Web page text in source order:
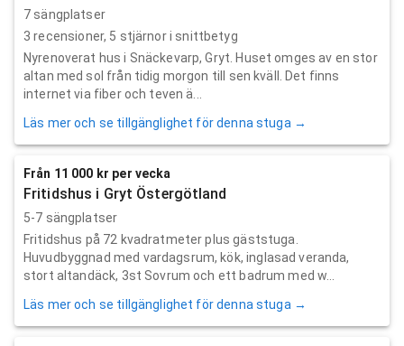
7 sängplatser
3 recensioner, 5 stjärnor i snittbetyg
Nyrenoverat hus i Snäckevarp, Gryt. Huset omges av en stor
altan med sol från tidig morgon till sen kväll. Det finns
internet via fiber och teven ä...
Läs mer och se tillgänglighet för denna stuga →
Från 11 000 kr per vecka
Fritidshus i Gryt Östergötland
5-7 sängplatser
Fritidshus på 72 kvadratmeter plus gäststuga.
Huvudbyggnad med vardagsrum, kök, inglasad veranda,
stort altandäck, 3st Sovrum och ett badrum med w...
Läs mer och se tillgänglighet för denna stuga →